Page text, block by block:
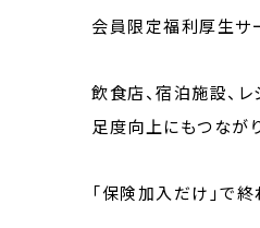
会員限定福利厚生サ
飲食店、宿泊施設、
足度向上にもつながり
「保険加入だけ」で